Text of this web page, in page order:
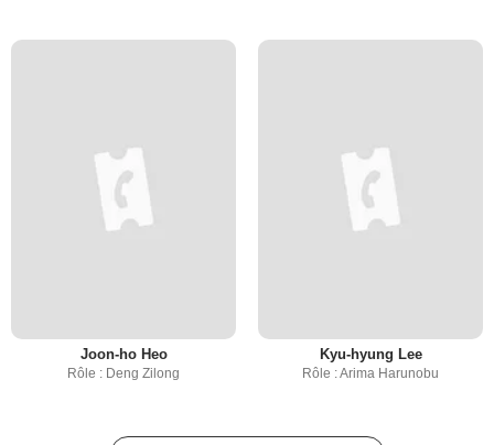
Joon-ho Heo
Rôle : Deng Zilong
Kyu-hyung Lee
Rôle : Arima Harunobu